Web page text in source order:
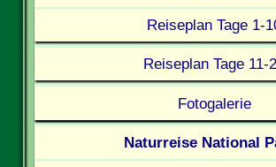
Reiseplan Tage 1-
Reiseplan Tage 11-
Fotogalerie
Naturreise National